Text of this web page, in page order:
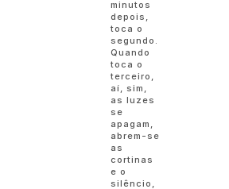
minutos
depois,
toca o
segundo.
Quando
toca o
terceiro,
aí, sim,
as luzes
se
apagam,
abrem-se
as
cortinas
e o
silêncio,